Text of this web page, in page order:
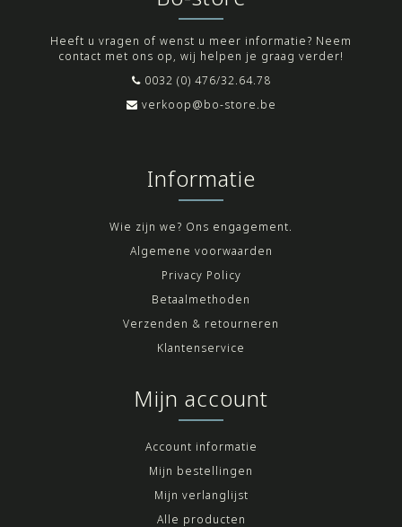
Heeft u vragen of wenst u meer informatie? Neem
contact met ons op, wij helpen je graag verder!
0032 (0) 476/32.64.78
verkoop@bo-store.be
Informatie
Wie zijn we? Ons engagement.
Algemene voorwaarden
Privacy Policy
Betaalmethoden
Verzenden & retourneren
Klantenservice
Mijn account
Account informatie
Mijn bestellingen
Mijn verlanglijst
Alle producten